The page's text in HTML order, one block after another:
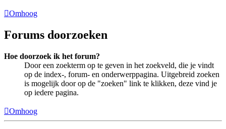
Omhoog
Forums doorzoeken
Hoe doorzoek ik het forum?
Door een zoekterm op te geven in het zoekveld, die je vindt
op de index-, forum- en onderwerppagina. Uitgebreid zoeken
is mogelijk door op de "zoeken" link te klikken, deze vind je
op iedere pagina.
Omhoog